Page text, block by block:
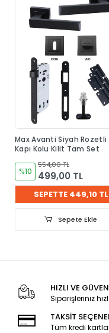
Max Avanti Siyah Rozetli
Kapı Kolu Kilit Tam Set
%10
554,00 TL
499,00 TL
SEPETTE 449,10 TL
Sepete Ekle
HIZLI VE
Siparişleriniz
TAKSİT
Tüm kredi